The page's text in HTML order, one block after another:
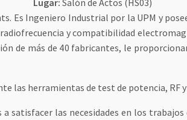
Es Ingeniero Industrial por la UPM y
y compatibilidad
de más de 40 fabricantes, le
las herramientas de test de potencia, RF y
satisfacer las necesidades en los